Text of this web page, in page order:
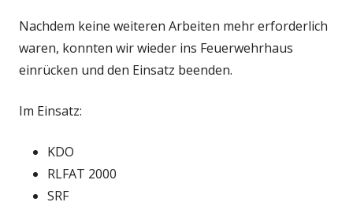
Nachdem keine weiteren Arbeiten mehr erforderlich
waren, konnten wir wieder ins Feuerwehrhaus
einrücken und den Einsatz beenden.
Im Einsatz:
KDO
RLFAT 2000
SRF